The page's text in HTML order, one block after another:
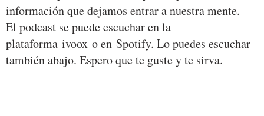
información que dejamos entrar a nuestra mente.
El podcast se puede escuchar en la
plataforma ivoox o en Spotify. Lo puedes escuchar
también abajo. Espero que te guste y te sirva.